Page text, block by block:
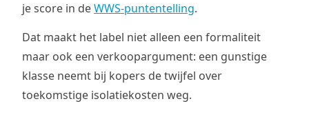
je score in deWWS-puntentelling.
Dat maakt het label niet alleen een formaliteit
maar ook een verkoopargument: een gunstige
klasse neemt bij kopers de twijfel over
toekomstige isolatiekosten weg.